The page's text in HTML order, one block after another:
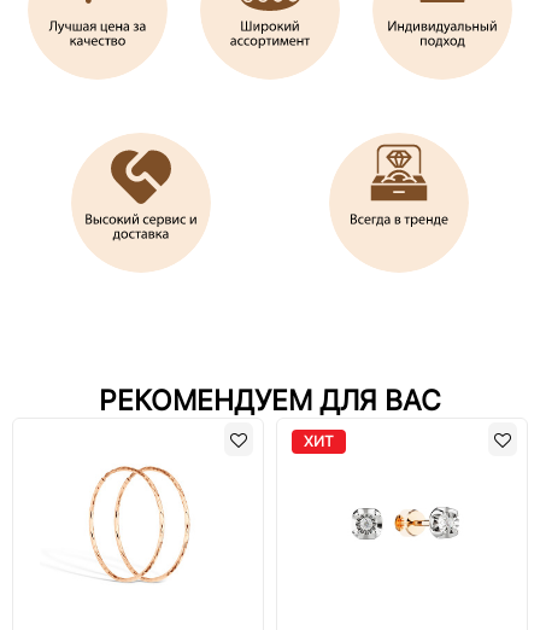
РЕКОМЕНДУЕМ ДЛЯ ВАС
ХИТ